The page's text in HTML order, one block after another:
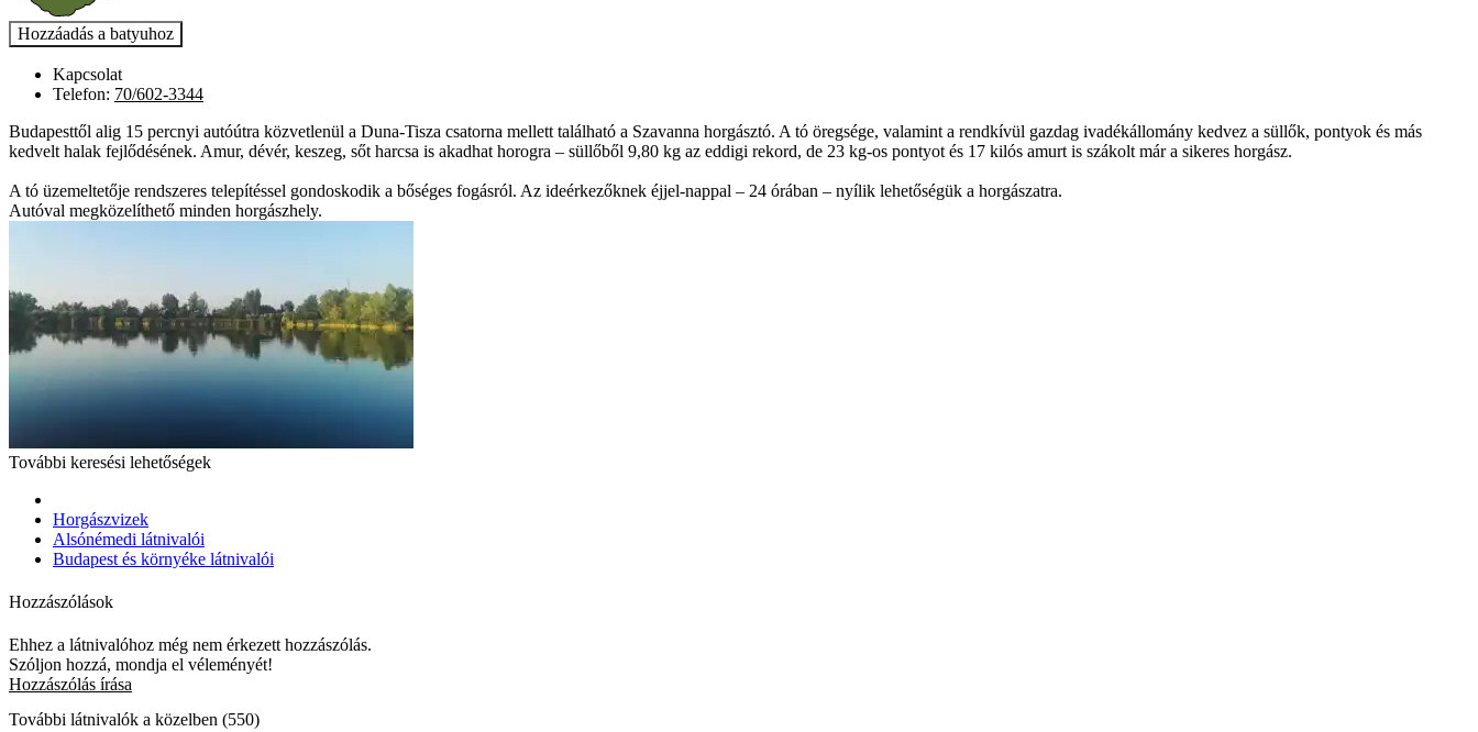
Kapcsolat
Telefon: 70/602-3344
Budapesttől alig 15 percnyi autóútra közvetlenül a Duna-Tisza csatorna mellett található a Szavanna horgásztó. A tó öregsége, valamint a rendkívül gazdag ivadékállomány kedvez a süllők, pontyok és más
kedvelt halak fejlődésének. Amur, dévér, keszeg, sőt harcsa is akadhat horogra – süllőből 9,80 kg az eddigi rekord, de 23 kg-os pontyot és 17 kilós amurt is szákolt már a sikeres horgász.
A tó üzemeltetője rendszeres telepítéssel gondoskodik a bőséges fogásról. Az ideérkezőknek éjjel-nappal – 24 órában – nyílik lehetőségük a horgászatra.
Autóval megközelíthető minden horgászhely.
További keresési lehetőségek
Horgászvizek
Alsónémedi látnivalói
Budapest és környéke látnivalói
Hozzászólások
Ehhez a látnivalóhoz még nem érkezett hozzászólás.
Szóljon hozzá, mondja el véleményét!
Hozzászólás írása
További látnivalók a közelben (550)